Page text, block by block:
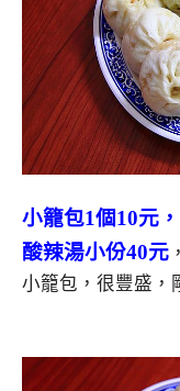
小籠包1個10元
酸辣湯小份40元
小籠包，很豐盛，